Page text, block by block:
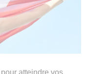
atteindre vos